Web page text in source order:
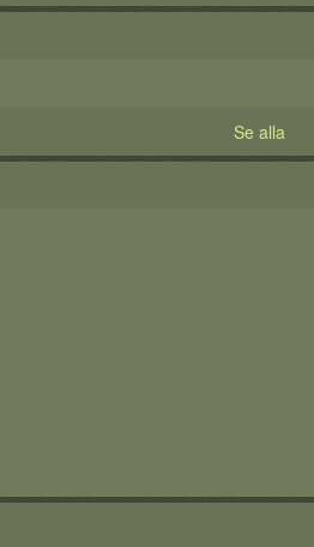
Se alla